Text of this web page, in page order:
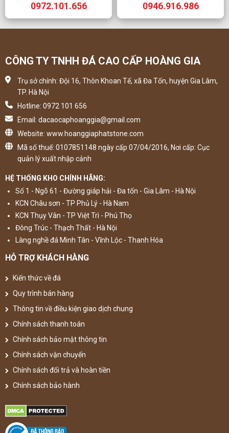
0972.101.656 0946.916.986
CÔNG TY TNHH ĐÁ CAO CẤP HOÀNG GIA
Trụ sở chính: Đội 16, Thôn Khoan Tế, xã Đa Tốn, huyện Gia Lâm,
TP. Hà Nội
Hotline: 0972 101 656
Email: dacaocaphoanggia@gmail.com
Website: www.hoanggiaphatstone.com
Mã số thuế: 0107851148 ngày cấp 07/04/2016, Nơi cấp: Cục
quản lý xuất nhập cảnh
HỆ THỐNG KHO CHÍNH HÃNG:
Số 1 - Ngõ 61 - Đường giáp hải - Đa tốn - Gia Lâm - Hà Nội
KCN Châu sơn - TP Phủ Lý - Hà Nam
KCN Thụy Vân - TP Việt Trì - Phú Thọ
Đông Trúc - Thạch Thất - Hà Nội
Làng nghề đá Minh Tân - Vĩnh Lộc - Thanh Hóa
HỖ TRỢ KHÁCH HÀNG
Kiến thức về đá
Quy trình bán hàng
Thông tin về điều kiện giao dịch chung
Chính sách thanh toán
Chính sách bảo mật thông tin
Chính sách vận chuyển
Chính sách đổi trả và hoàn tiền
Chính sách bảo hành